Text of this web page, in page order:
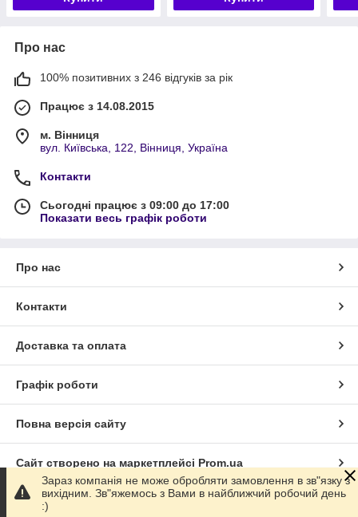
Про нас
100% позитивних з 246 відгуків за рік
Працює з 14.08.2015
м. Вінниця
вул. Київська, 122, Вінниця, Україна
Контакти
Сьогодні працює з 09:00 до 17:00
Показати весь графік роботи
Про нас
Контакти
Доставка та оплата
Графік роботи
Повна версія сайту
Сайт створено на маркетплейсі Prom.ua
Політика конфіденційності
Зараз компанія не може обробляти замовлення в зв"язку з
вихідним. Зв"яжемось з Вами в найближчий робочий день
:)